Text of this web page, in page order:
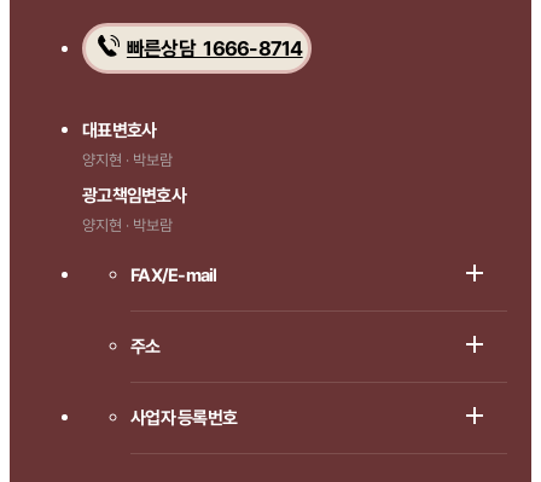
빠른상담 1666-8714
대표변호사
양지현 · 박보람
광고책임변호사
양지현 · 박보람
FAX/E-mail
주소
사업자 등록번호